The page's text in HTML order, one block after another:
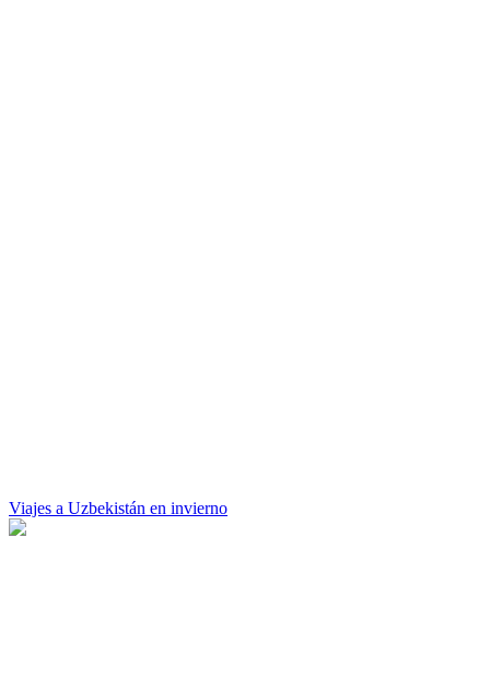
Viajes a Uzbekistán en invierno